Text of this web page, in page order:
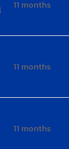
11 months